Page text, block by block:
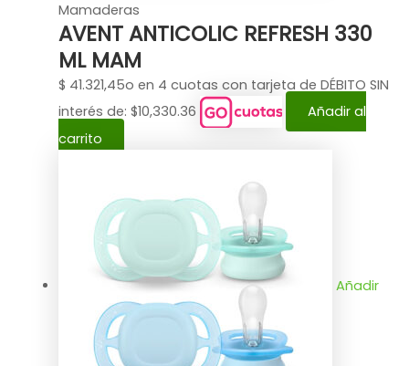
Mamaderas
AVENT ANTICOLIC REFRESH 330
ML MAM
$ 41.321,45o en 4 cuotas con tarjeta de DÉBITO SIN
interés de: $10,330.36
Añadir al
carrito
Añadir